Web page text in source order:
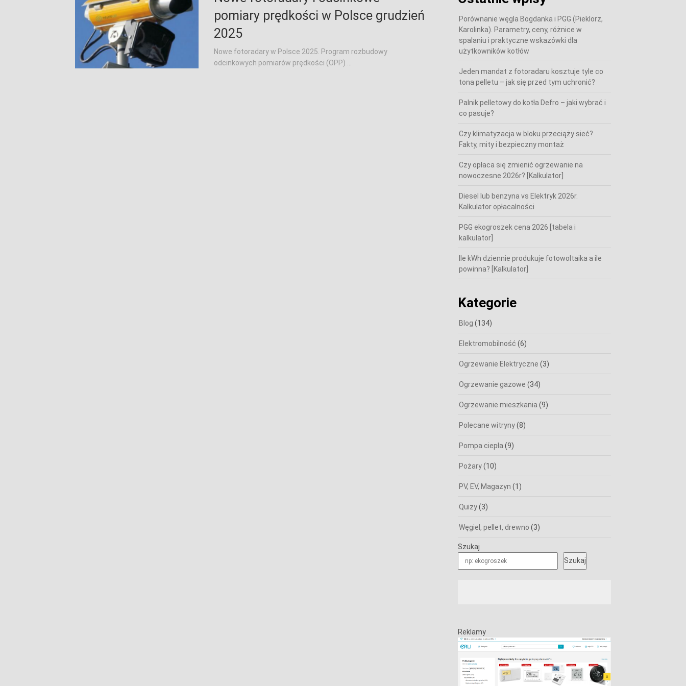
pomiary prędkości w Polsce grudzień
2025
Nowe fotoradary w Polsce 2025. Program rozbudowy
odcinkowych pomiarów prędkości (OPP) ...
Porównanie węgla Bogdanka i PGG (Pieklorz,
Karolinka). Parametry, ceny, różnice w
spalaniu i praktyczne wskazówki dla
użytkowników kotłów
Jeden mandat z fotoradaru kosztuje tyle co
tona pelletu – jak się przed tym uchronić?
Palnik pelletowy do kotła Defro – jaki wybrać i
co pasuje?
Czy klimatyzacja w bloku przeciąży sieć?
Fakty, mity i bezpieczny montaż
Czy opłaca się zmienić ogrzewanie na
nowoczesne 2026r? [Kalkulator]
Diesel lub benzyna vs Elektryk 2026r.
Kalkulator opłacalności
PGG ekogroszek cena 2026 [tabela i
kalkulator]
Ile kWh dziennie produkuje fotowoltaika a ile
powinna? [Kalkulator]
Kategorie
Blog (134)
Elektromobilność (6)
Ogrzewanie Elektryczne (3)
Ogrzewanie gazowe (34)
Ogrzewanie mieszkania (9)
Polecane witryny(8)
Pompa ciepła (9)
Pożary(10)
PV, EV, Magazyn (1)
Quizy(3)
Węgiel, pellet, drewno (3)
Szukaj
Szukaj
Reklamy